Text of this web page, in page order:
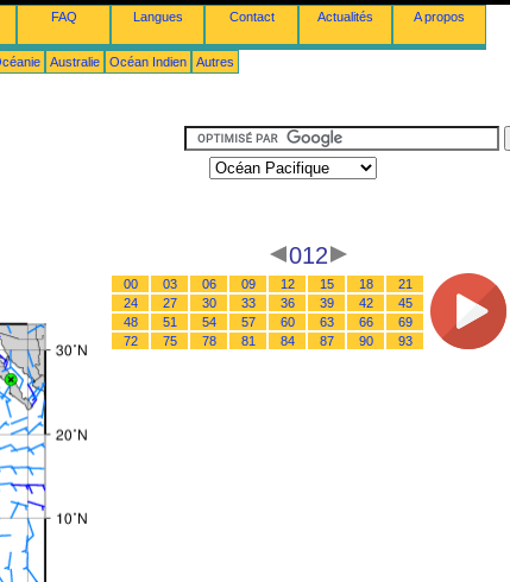
FAQ Langues Contact Actualités A propos
Australie Océan Indien Autres
012
00 03 06 09 12 15 18
21
24
27 30 33 36 39 42
45
48
51 54 57 60 63 66
69
72
75 78 81 84 87 90 93